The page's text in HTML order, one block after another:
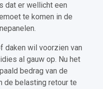
dat er wellicht een
te komen in de
daken wil voorzien van
al gauw op. Nu het
bedrag van de
de belasting retour te